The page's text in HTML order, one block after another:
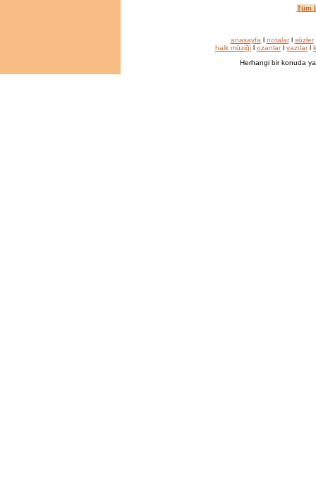
Tüm
anasayfa l notalarl sözler
halk müziği l ozanlarl yazılarl
Herhangi bir konuda